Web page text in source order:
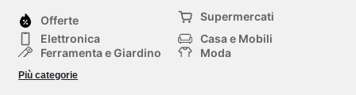
Offerte
Supermercati
Elettronica
Casa e Mobili
Ferramenta e Giardino
Moda
Bambini e Neonati
Più categorie